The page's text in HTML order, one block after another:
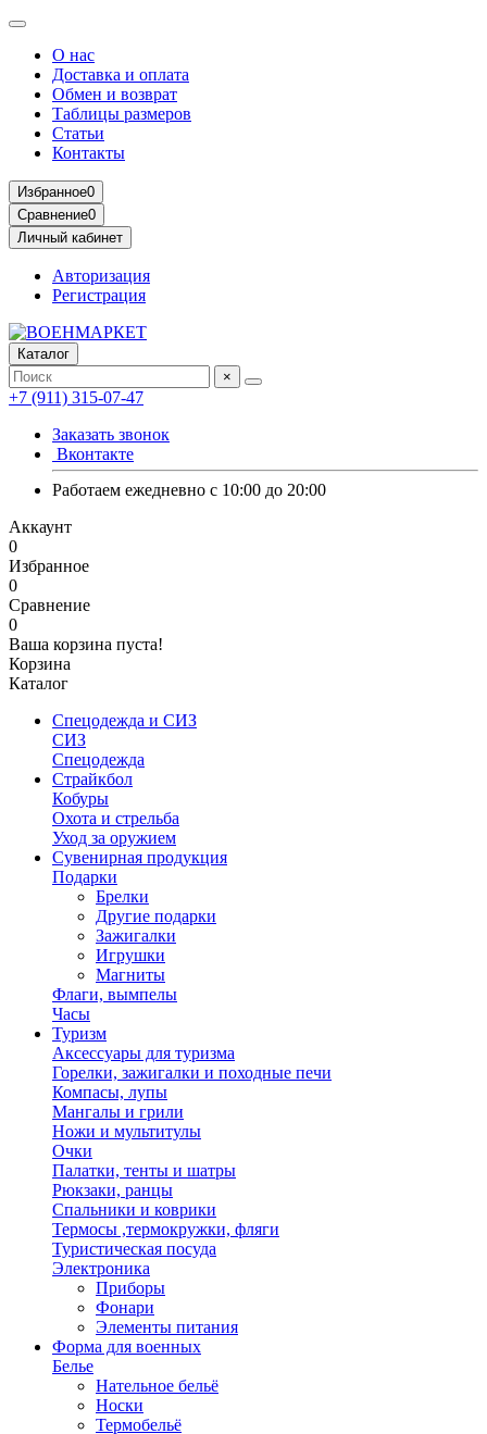
О нас
Доставка и оплата
Обмен и возврат
Таблицы размеров
Статьи
Контакты
Избранное0
Сравнение0
Личный кабинет
Авторизация
Регистрация
Каталог
×
+7 (911) 315-07-47
Заказать звонок
Вконтакте
Работаем ежедневно с 10:00 до 20:00
Аккаунт
0
Избранное
0
Сравнение
0
Ваша корзина пуста!
Корзина
Каталог
Спецодежда и СИЗ
СИЗ
Спецодежда
Страйкбол
Кобуры
Охота и стрельба
Уход за оружием
Сувенирная продукция
Подарки
Брелки
Другие подарки
Зажигалки
Игрушки
Магниты
Флаги, вымпелы
Часы
Туризм
Аксессуары для туризма
Горелки, зажигалки и походные печи
Компасы, лупы
Мангалы и грили
Ножи и мультитулы
Очки
Палатки, тенты и шатры
Рюкзаки, ранцы
Спальники и коврики
Термосы ,термокружки, фляги
Туристическая посуда
Электроника
Приборы
Фонари
Элементы питания
Форма для военных
Белье
Нательное бельё
Носки
Термобельё